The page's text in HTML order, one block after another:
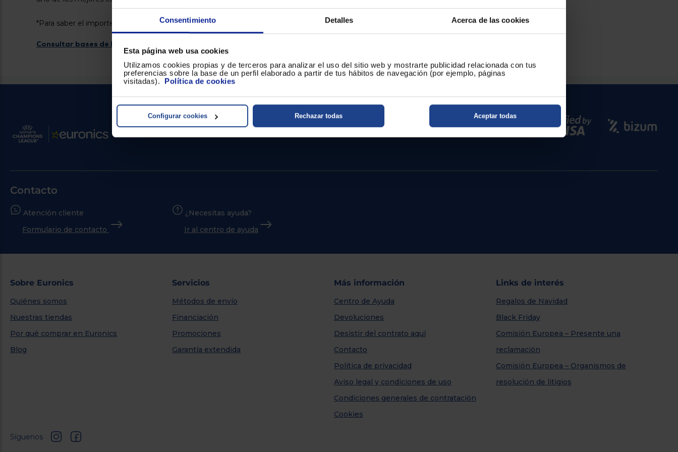
Consentimiento Detalles Acerca de las cookies
Esta página web usa cookies
Utilizamos cookies propias y de terceros para analizar el uso del sitio web y mostrarte publicidad relacionada con tus
preferencias sobre la base de un perfil elaborado a partir de tus hábitos de navegación (por ejemplo, páginas
visitadas). Política de cookies
Rechazar todas
Configurar cookies Aceptar todas
*Para saber el importe que corresponde a cada modelo de cepillo eléctrico Oral-b, consulta las bases legales que ponemos a tu disposición.
Consultar bases de la promoción
Contacto
Atención cliente
Formulario de contacto
¿Necesitas ayuda?
Ir al centro de ayuda
Sobre Euronics
Quiénes somos
Nuestras tiendas
Por qué comprar en Euronics
Blog
Servicios
Métodos de envío
Financiación
Promociones
Garantía extendida
Más información
Centro de Ayuda
Devoluciones
Desistir del contrato aquí
Contacto
Política de privacidad
Aviso legal y condiciones de uso
Condiciones generales de contratación
Cookies
Links de interés
Regalos de Navidad
Black Friday
Comisión Europea – Presente una
reclamación
Comisión Europea – Organismos de
resolución de litigios
Síguenos